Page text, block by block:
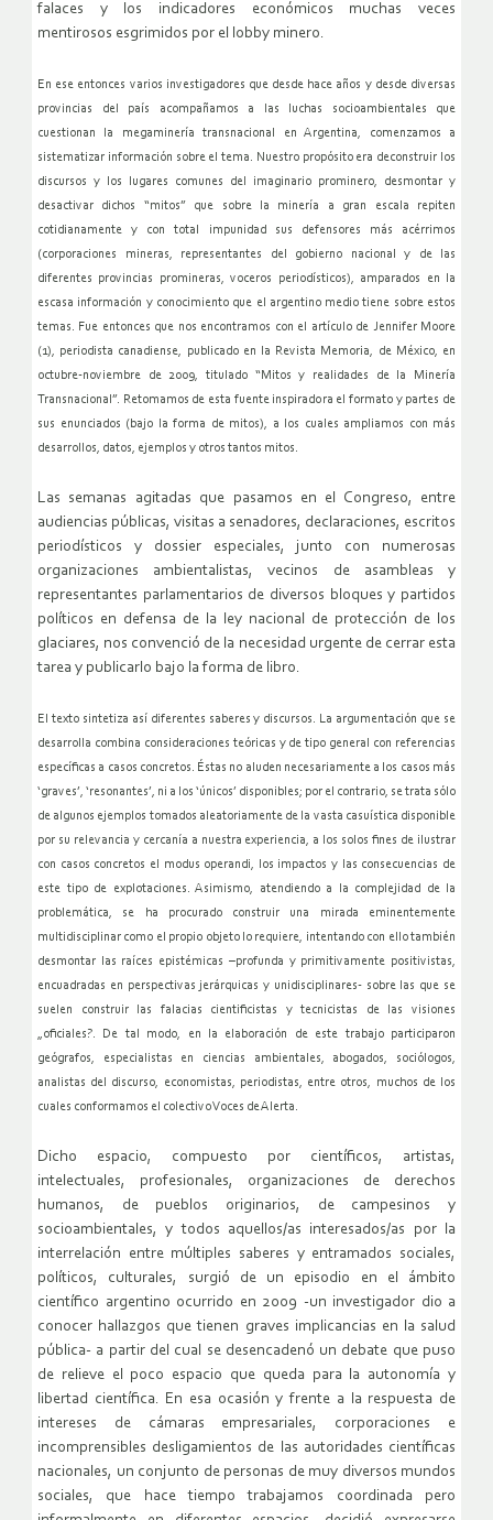
falaces y los indicadores económicos muchas veces
mentirosos esgrimidos por el lobby minero.
En ese entonces varios investigadores que desde hace años y desde diversas
provincias del país acompañamos a las luchas socioambientales que
cuestionan la megaminería transnacional en Argentina, comenzamos a
sistematizar información sobre el tema. Nuestro propósito era deconstruir los
discursos y los lugares comunes del imaginario prominero, desmontar y
desactivar dichos “mitos” que sobre la minería a gran escala repiten
cotidianamente y con total impunidad sus defensores más acérrimos
(corporaciones mineras, representantes del gobierno nacional y de las
diferentes provincias promineras, voceros periodísticos), amparados en la
escasa información y conocimiento que el argentino medio tiene sobre estos
temas. Fue entonces que nos encontramos con el artículo de Jennifer Moore
(1), periodista canadiense, publicado en la Revista Memoria, de México, en
octubre-noviembre de 2009, titulado “Mitos y realidades de la Minería
Transnacional”. Retomamos de esta fuente inspiradora el formato y partes de
sus enunciados (bajo la forma de mitos), a los cuales ampliamos con más
desarrollos, datos, ejemplos y otros tantos mitos.
Las semanas agitadas que pasamos en el Congreso, entre
audiencias públicas, visitas a senadores, declaraciones, escritos
periodísticos y dossier especiales, junto con numerosas
organizaciones ambientalistas, vecinos de asambleas y
representantes parlamentarios de diversos bloques y partidos
políticos en defensa de la ley nacional de protección de los
glaciares, nos convenció de la necesidad urgente de cerrar esta
tarea y publicarlo bajo la forma de libro.
El texto sintetiza así diferentes saberes y discursos. La argumentación que se
desarrolla combina consideraciones teóricas y de tipo general con referencias
específicas a casos concretos. Éstas no aluden necesariamente a los casos más
‘graves’, ‘resonantes’, ni a los ‘únicos’ disponibles; por el contrario, se trata sólo
de algunos ejemplos tomados aleatoriamente de la vasta casuística disponible
por su relevancia y cercanía a nuestra experiencia, a los solos fines de ilustrar
con casos concretos el modus operandi, los impactos y las consecuencias de
este tipo de explotaciones. Asimismo, atendiendo a la complejidad de la
problemática, se ha procurado construir una mirada eminentemente
multidisciplinar como el propio objeto lo requiere, intentando con ello también
desmontar las raíces epistémicas –profunda y primitivamente positivistas,
encuadradas en perspectivas jerárquicas y unidisciplinares- sobre las que se
suelen construir las falacias cientificistas y tecnicistas de las visiones
„oficiales?. De tal modo, en la elaboración de este trabajo participaron
geógrafos, especialistas en ciencias ambientales, abogados, sociólogos,
analistas del discurso, economistas, periodistas, entre otros, muchos de los
cuales conformamos el colectivo Voces de Alerta.
Dicho espacio, compuesto por científicos, artistas,
intelectuales, profesionales, organizaciones de derechos
humanos, de pueblos originarios, de campesinos y
socioambientales, y todos aquellos/as interesados/as por la
interrelación entre múltiples saberes y entramados sociales,
políticos, culturales, surgió de un episodio en el ámbito
científico argentino ocurrido en 2009 -un investigador dio a
conocer hallazgos que tienen graves implicancias en la salud
pública- a partir del cual se desencadenó un debate que puso
de relieve el poco espacio que queda para la autonomía y
libertad científica. En esa ocasión y frente a la respuesta de
intereses de cámaras empresariales, corporaciones e
incomprensibles desligamientos de las autoridades científicas
nacionales, un conjunto de personas de muy diversos mundos
sociales, que hace tiempo trabajamos coordinada pero